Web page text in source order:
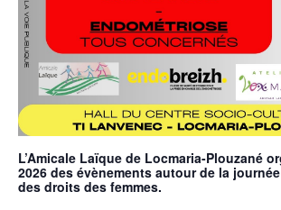
L’Amicale Laïque de Locmaria-Plouzané
2026 des évènements autour de la
des droits des femmes.